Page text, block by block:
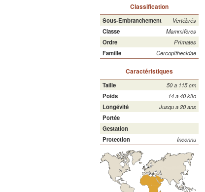
Classification
Sous-Embranchement
Vertébrés
Classe
Mammifères
Ordre
Primates
Famille
Cercopithecidae
Caractéristiques
Taille
50 a 115 cm
Poids
14 a 40 kilo
Longévité
Jusqu a 20 ans
Portée
Gestation
Protection
Inconnu